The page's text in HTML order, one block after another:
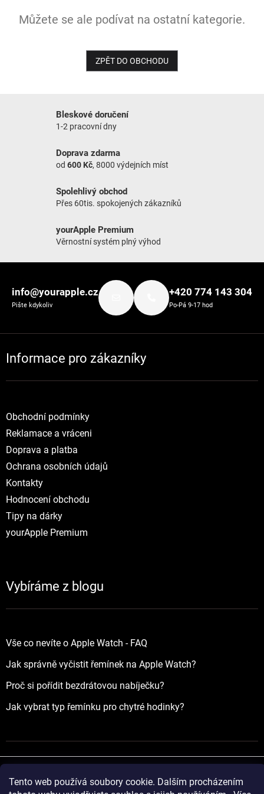
Tento web používá soubory cookie. Dalším procházením
NOVINKY
Můžete se ale podívat na ostatní kategorie.
ZPĚT DO OBCHODU
Bleskové doručení
1-2 pracovní dny
Doprava zdarma
od 600 Kč, 8000 výdejních míst
Spolehlivý obchod
Přes 60tis. spokojených zákazníků
yourApple Premium
Věrnostní systém plný výhod
info@yourapple.cz
Pište kdykoliv
+420 774 143 304
Po-Pá 9-17 hod
Informace pro zákazníky
Obchodní podmínky
Reklamace a vráceni
Doprava a platba
Ochrana osobních údajů
Kontakty
Hodnocení obchodu
Tipy na dárky
yourApple Premium
Vybíráme z blogu
Vše co nevíte o Apple Watch - FAQ
Jak správně vyčistit řemínek na Apple Watch?
Proč si pořídit bezdrátovou nabíječku?
Jak vybrat typ řemínku pro chytré hodinky?
Vytvořil Shoptet